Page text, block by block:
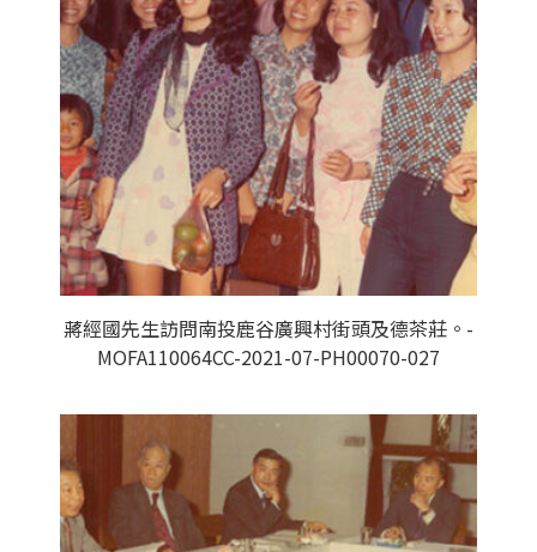
蔣經國先生訪問南投鹿谷廣興村街頭及德茶莊。-
MOFA110064CC-2021-07-PH00070-027